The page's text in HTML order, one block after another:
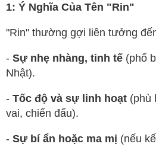
1: Ý Nghĩa Của Tên "Rin"
"Rin" thường gợi liên tưởng
- Sự nhẹ nhàng, tinh tế (phổ
Nhật).
- Tốc độ và sự linh hoạt (phù
vai, chiến đấu).
- Sự bí ẩn hoặc ma mị (nếu